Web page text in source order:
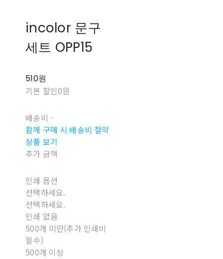
incolor 문구
세트 OPP15
510원
기본 할인0원
배송비 -
함께 구매 시 배송비 절약
상품 보기
추가 금액
인쇄 옵션
선택하세요.
선택하세요.
인쇄 없음
500개 미만(추가 인쇄비
필수)
500개 이상